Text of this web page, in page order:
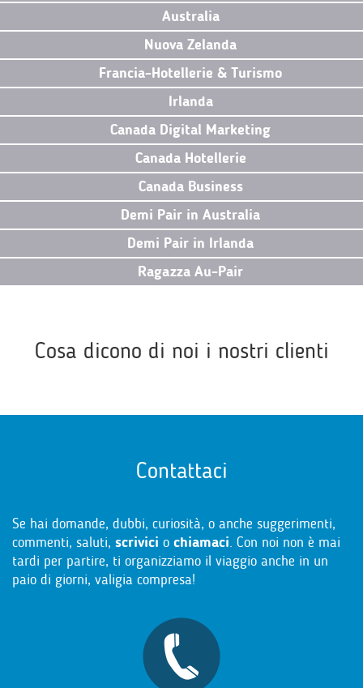
Australia
Nuova Zelanda
Francia-Hotellerie & Turismo
Irlanda
Canada Digital Marketing
Canada Hotellerie
Canada Business
Demi Pair in Australia
Demi Pair in Irlanda
Ragazza Au-Pair
Cosa dicono di noi i nostri clienti
Contattaci
Se hai domande, dubbi, curiosità, o anche suggerimenti,
commenti, saluti, scrivici o chiamaci. Con noi non è mai
tardi per partire, ti organizziamo il viaggio anche in un
paio di giorni, valigia compresa!